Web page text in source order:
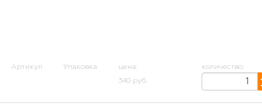
Артикул Упаковка
цена:
340 руб.
количество: